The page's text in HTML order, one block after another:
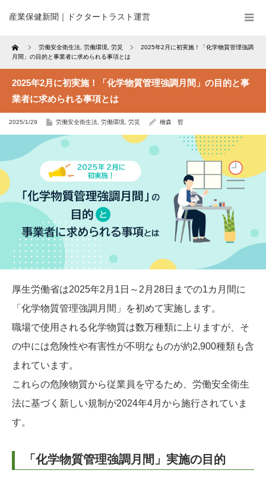
産業保健新聞｜ドクタートラスト運営
Home 労働安全衛生法 労働環境 労災
2025年2月に初実施！「化学物質管理強調
月間」の目的と事業者に求められる事項とは
2025年2月に初実施！「化学物質管理強調月間」の目的と事
業者に求められる事項とは
2025/1/29 労働安全衛生法 労働環境 労災 檜森 哲
厚生労働省は2025年2月1日～2月28日までの1カ月間に
「化学物質管理強調月間」を初めて実施します。
職場で使用される化学物質は数万種類に上りますが、そ
の中には危険性や有害性が不明なものが約2,900種類も含
まれています。
これらの危険物質から従業員を守るため、労働安全衛生
法に基づく新しい規制が2024年4月から施行されていま
す。
「化学物質管理強調月間」実施の目的